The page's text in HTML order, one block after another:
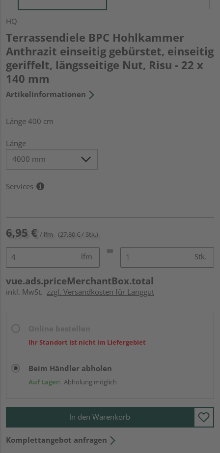
HQ
Terrassendiele BPC Hohlkammer
Anthrazit einseitig gebürstet, einseitig
geriffelt, längsseitige Nut, Risu - 22 x
140 mm
Artikelinformationen
Länge 400 cm
Länge
Services
6,95 € / lfm (27,80 € / Stk.)
lfm Stk.
vue.ads.priceMerchantBox.total
inkl. MwSt. zzgl. Versandkosten für Langgut
Ihr Standort ist nicht im Liefergebiet
Beim Händler abholen
Auf Lager: Abholung möglich
In den Warenkorb
Komplettangebot anfragen